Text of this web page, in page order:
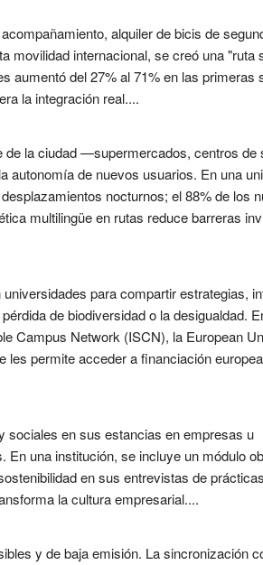
alquiler de bicis de
movilidad internacional, se creó una "ruta
aumentó del 27% al 71% en las primeras
la integración real....
de la ciudad —supermercados, centros
autonomía de nuevos usuarios. En una
nocturnos; el 88% de los
multilingüe en rutas reduce barreras
para compartir estrategias,
de biodiversidad o la desigualdad.
Campus Network (ISCN), la European
permite acceder a financiación
sociales en sus estancias en empresas u
una institución, se incluye un módulo
en sus entrevistas de
la cultura empresarial....
y de baja emisión. La sincronización